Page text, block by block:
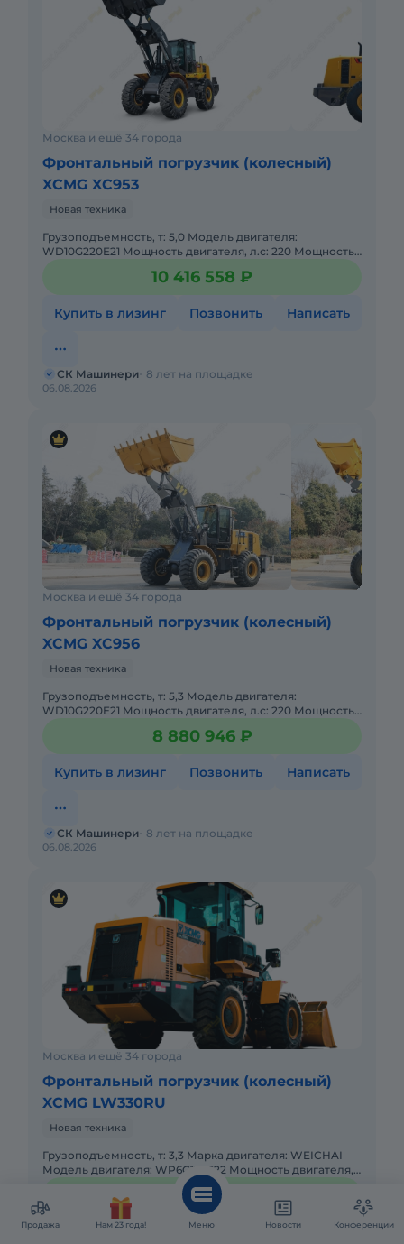
Москва и ещё 34 города
Фронтальный погрузчик (колесный)
XCMG XC953
Новая техника
Грузоподъемность, т: 5,0 Модель двигателя:
WD10G220E21 Мощность двигателя, л.с: 220 Мощность,
10 416 558 ₽
Купить в лизинг Позвонить Написать
06.08.2026
СК Машинери 8 лет на площадке
Москва и ещё 34 города
Фронтальный погрузчик (колесный)
XCMG XC956
Новая техника
Грузоподъемность, т: 5,3 Модель двигателя:
WD10G220E21 Мощность двигателя, л.с: 220 Мощность,
8 880 946 ₽
Купить в лизинг Позвонить Написать
06.08.2026
СК Машинери 8 лет на площадке
Москва и ещё 34 города
Фронтальный погрузчик (колесный)
XCMG LW330RU
Новая техника
Грузоподъемность, т: 3,3 Марка двигателя: WEICHAI
Модель двигателя: WP6G125E22 Мощность двигателя,
л.с: 92 Мощность, кВт: 92 Эксплуатационная масса, т: 10,
6 460 666 ₽
Купить в лизинг Позвонить Написать
Продажа Нам 23 года! Меню Новости Конференции